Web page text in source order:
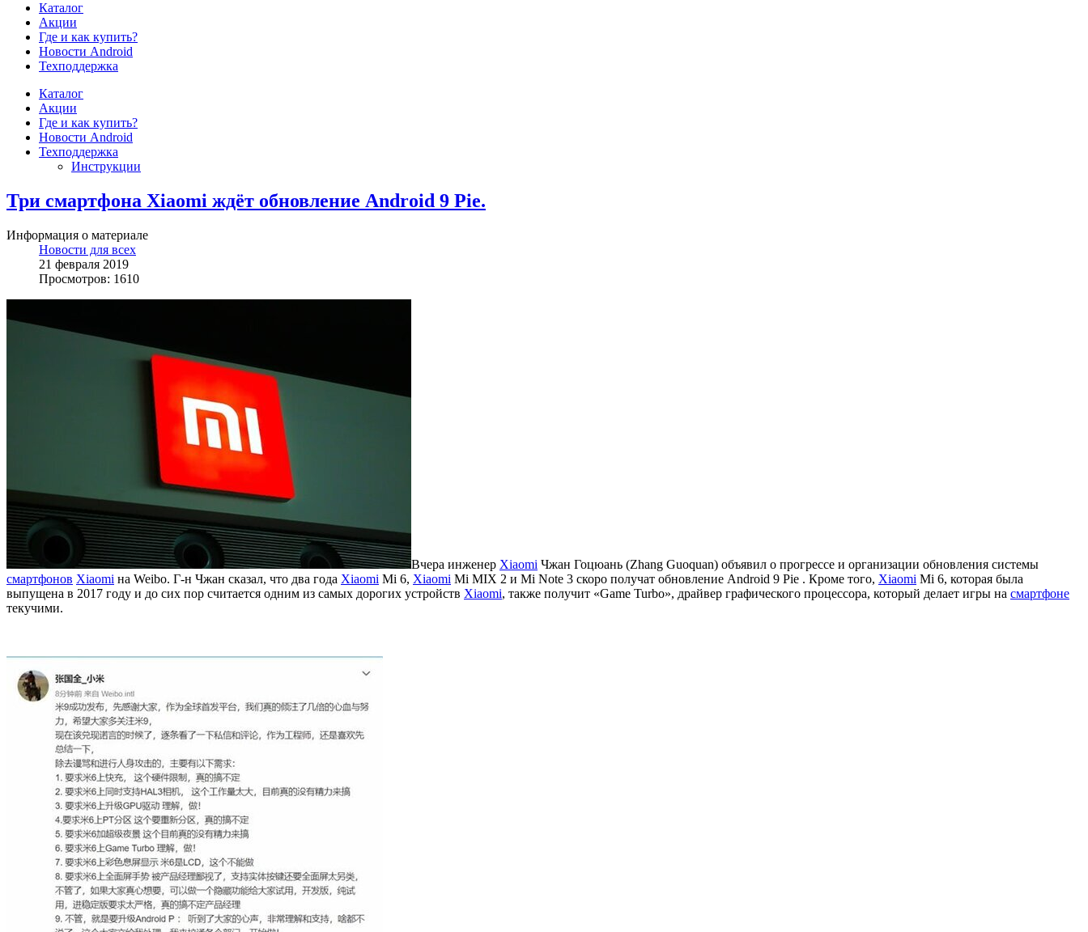
Каталог
Акции
Где и как купить?
Новости Android
Техподдержка
Каталог
Акции
Где и как купить?
Новости Android
Техподдержка
Инструкции
Три смартфона Xiaomi ждёт обновление Android 9 Pie.
Информация о материале
Новости для всех
21 февраля 2019
Просмотров: 1610
Вчера инженер Xiaomi Чжан Гоцюань (Zhang Guoquan) объявил о прогрессе и организации обновления системы
смартфонов Xiaomi на Weibo. Г-н Чжан сказал, что два года Xiaomi Mi 6, Xiaomi Mi MIX 2 и Mi Note 3 скоро получат обновление Android 9 Pie . Кроме того, Xiaomi Mi 6, которая была
выпущена в 2017 году и до сих пор считается одним из самых дорогих устройств Xiaomi, также получит «Game Turbo», драйвер графического процессора, который делает игры на смартфоне
текучими.